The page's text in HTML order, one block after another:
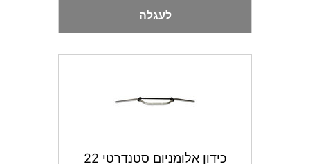
לעגלה
כידון אלומניום סטנדרטי 22